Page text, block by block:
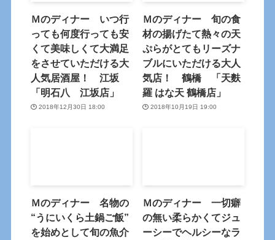
Ｍのディナー いつ行
っても何度行っても安
くて美味しくて大満足
をさせていただける大
人気居酒屋！ 江坂
「明石八 江坂店」
2018年12月30日 18:00
Ｍのディナー 旬の食
材の揚げたて熱々の天
ぷらがとてもリーズナ
ブルにいただける大人
気店！ 鶴橋 「天麩
羅 はな天 鶴橋店」
2018年10月19日 19:00
Ｍのディナー 名物の
“うにいくら土鍋ご飯”
を始めとして旬の魚介
Ｍのディナー 一切癖
の無い柔らかくてジュ
ーシーでヘルシーなラ